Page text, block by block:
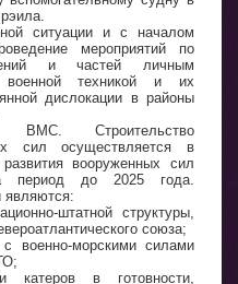
ситуации и с началом
мероприятий по
и частей личным
техникой и их
дислокации в районы
ВМС. Строительство
сил осуществляется в
вооруженных сил
период до 2025 года.
являются:
штатной структуры,
союза;
военно-морскими силами
катеров в готовности,